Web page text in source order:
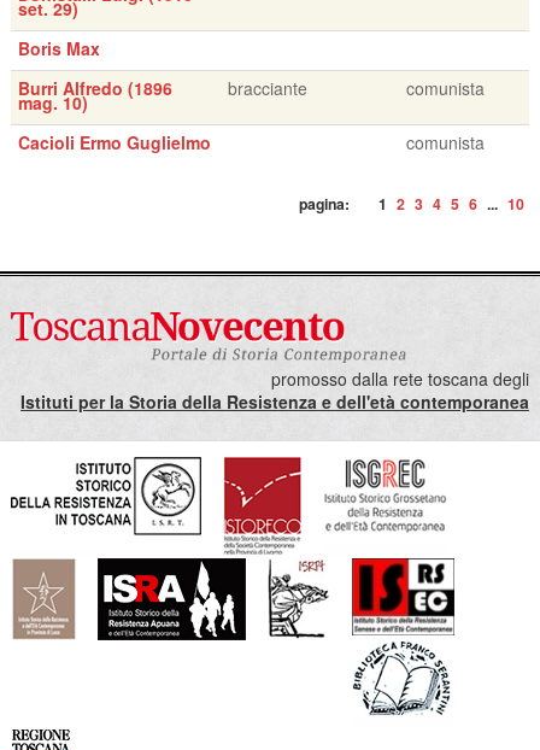
set. 29)
Boris Max
Burri Alfredo (1896
mag. 10)
bracciante comunista
Cacioli Ermo Guglielmo comunista
pagina: 1 2 3 4 5 6 ... 10
promosso dalla rete toscana degli
Istituti per la Storia della Resistenza e dell'età contemporanea